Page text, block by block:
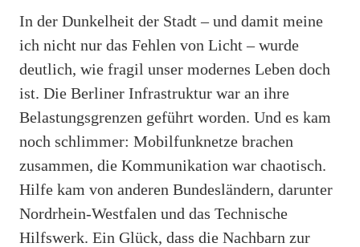
In der Dunkelheit der Stadt – und damit meine
ich nicht nur das Fehlen von Licht – wurde
deutlich, wie fragil unser modernes Leben doch
ist. Die Berliner Infrastruktur war an ihre
Belastungsgrenzen geführt worden. Und es kam
noch schlimmer: Mobilfunknetze brachen
zusammen, die Kommunikation war chaotisch.
Hilfe kam von anderen Bundesländern, darunter
Nordrhein-Westfalen und das Technische
Hilfswerk. Ein Glück, dass die Nachbarn zur